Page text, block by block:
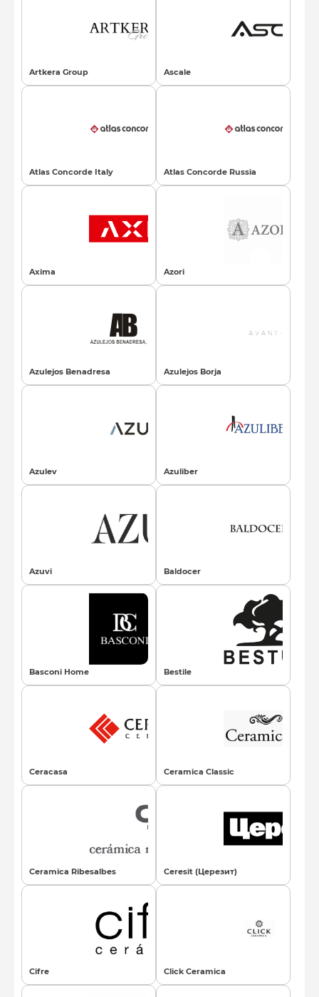
Artkera Group Ascale
Atlas Concorde Italy Atlas Concorde Russia
Axima Azori
Azulejos Benadresa Azulejos Borja
Azulev Azuliber
Azuvi Baldoсer
Basconi Home Bestile
Ceracasa Ceramica Classic
Ceramica Ribesalbes Ceresit (Церезит)
Cifre Click Ceramica